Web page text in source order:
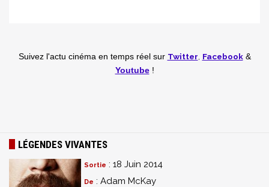
Suivez l'actu cinéma en temps réel sur Twitter Facebook&
Youtube!
LÉGENDES VIVANTES
Sortie : 18 Juin 2014
De : Adam McKay